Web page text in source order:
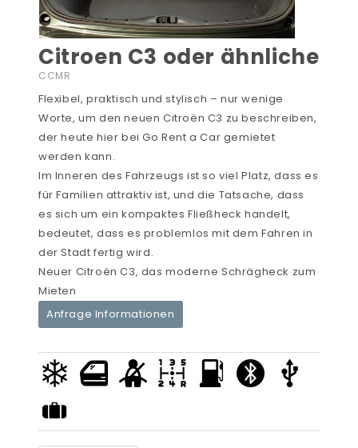
Citroen C3 oder ähnliche
CCMR
Flexibel, praktisch und stylisch – nur wenige
Worte, um den neuen Citroën C3 zu beschreiben,
der heute hier bei Go Rent a Car gemietet
werden kann.
Im Inneren des Fahrzeugs ist so viel Platz, dass es
für Familien attraktiv ist, und die Tatsache, dass
es sich um ein kompaktes Fließheck handelt,
bedeutet, dass es problemlos mit dem Fahren in
der Stadt fertig wird.
Neuer Citroën C3, das moderne Schrägheck zum
Mieten
Anfrage Informationen